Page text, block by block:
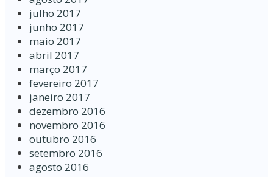
julho 2017
junho 2017
maio 2017
abril 2017
março 2017
fevereiro 2017
janeiro 2017
dezembro 2016
novembro 2016
outubro 2016
setembro 2016
agosto 2016